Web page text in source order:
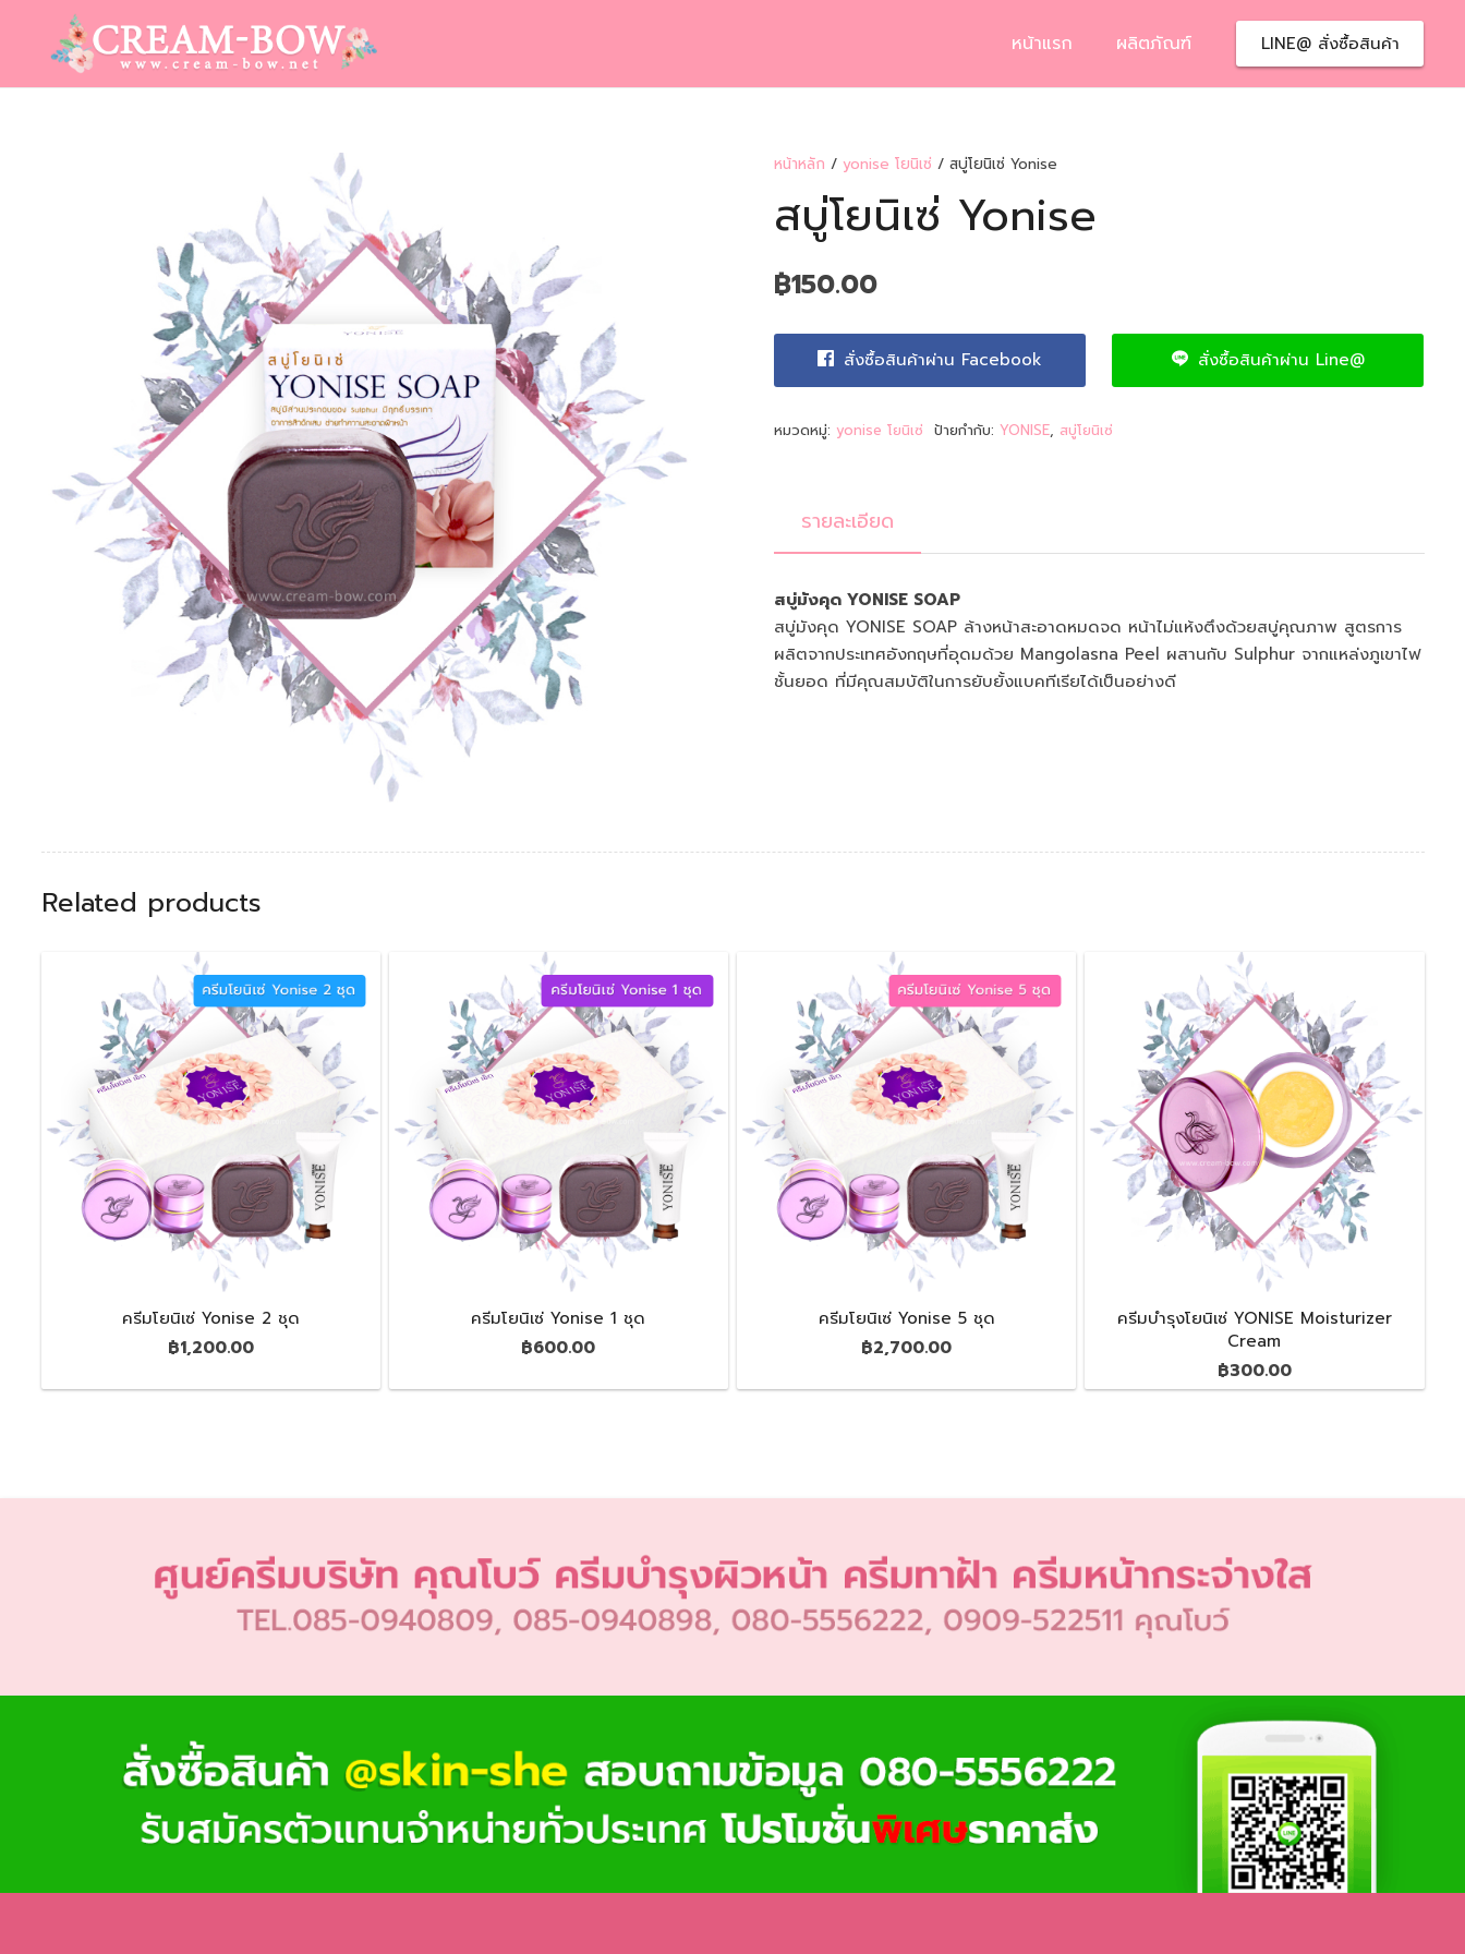
หน้าแรก ผลิตภัณฑ์ LINE@ สั่งซื้อสินค้า
หน้าหลัก /yonise โยนิเซ่ / สบู่โยนิเซ่ Yonise
สบู่โยนิเซ่ Yonise
฿150.00
สั่งซื้อสินค้าผ่าน Facebook สั่งซื้อสินค้าผ่าน Line@
หมวดหมู่: yonise โยนิเซ่ ป้ายกำกับ:YONISE, สบู่โยนิเซ่
รายละเอียด
สบู่มังคุด YONISE SOAP
สบู่มังคุด YONISE SOAP ล้างหน้าสะอาดหมดจด หน้าไม่แห้งตึงด้วยสบู่คุณภาพ สูตรการ
ผลิตจากประเทศอังกฤษที่อุดมด้วย Mangolasna Peel ผสานกับ Sulphur จากแหล่งภูเขาไฟ
ชั้นยอด ที่มีคุณสมบัติในการยับยั้งแบคทีเรียได้เป็นอย่างดี
Related products
ครีมโยนิเซ่ Yonise 2 ชุด
฿1,200.00
ครีมโยนิเซ่ Yonise 1 ชุด
฿600.00
ครีมโยนิเซ่ Yonise 5 ชุด
฿2,700.00
ครีมบำรุงโยนิเซ่ YONISE Moisturizer
Cream
฿300.00